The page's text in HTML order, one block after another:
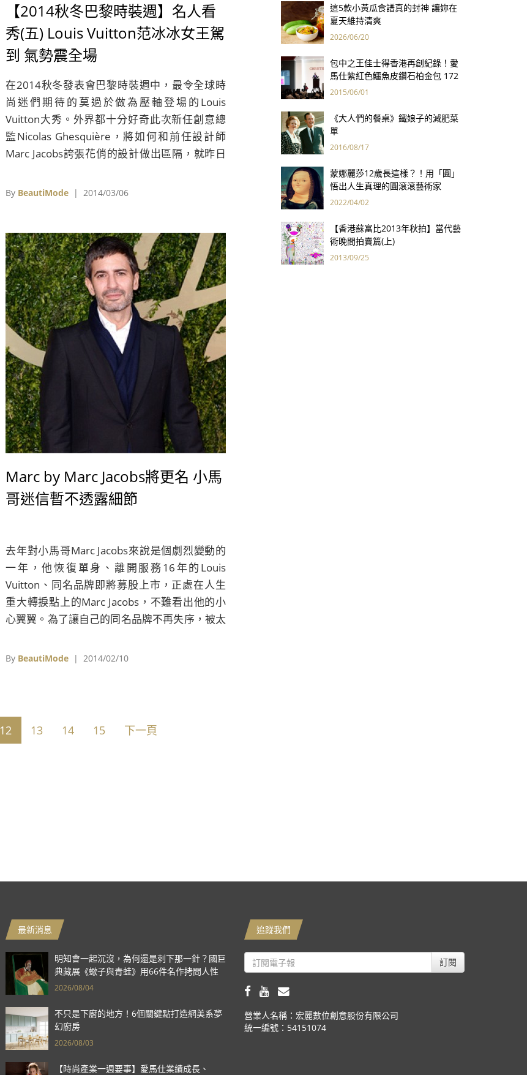
【2014秋冬巴黎時裝週】名人看
秀(五) Louis Vuitton范冰冰女王駕
到 氣勢震全場
在2014秋冬發表會巴黎時裝週中，最令全球時
尚迷們期待的莫過於做為壓軸登場的Louis
Vuitton大秀。外界都十分好奇此次新任創意總
監Nicolas Ghesquière，將如何和前任設計師
Marc Jacobs誇張花俏的設計做出區隔，就昨日
Nicolas Ghesquière保持他一貫的俐落設計風
主，皮革和異材質拼接則為本季的兩大設計重要
元素，在輪廓上無論是大衣、洋裝或者褲裝皆展
現出女性幹練都會的一面。(LV 2014秋冬影片點
這) 而做為備受期待的大秀，此次Louis Vuitton
2014秋冬發表會上也吸引了許多重量級嘉賓
By BeautiMode | 2014/03/06
Marc by Marc Jacobs將更名 小馬
哥迷信暫不透露細節
去年對小馬哥Marc Jacobs來說是個劇烈變動的
一年，他恢復單身、離開服務16年的Louis
Vuitton、同名品牌即將募股上市，正處在人生
重大轉捩點上的Marc Jacobs，不難看出他的小
心翼翼。為了讓自己的同名品牌不再失序，被太
Duffy一同替副牌Marc by Marc Jacobs找來了風
性的第一步，第二步當然就是轟動一時的卸任
Louis Vuitton設計總監一職，而第三步，他要變
By BeautiMode | 2014/02/10
12 13 14 15 下一頁
這5款小黃瓜食譜真的封神 讓妳在
夏天維持清爽
2026/06/20
包中之王佳士得香港再創紀錄！愛
馬仕紫紅色鱷魚皮鑽石柏金包 172
萬港幣創全球手袋拍賣最高價
2015/06/01
《大人們的餐桌》鐵娘子的減肥菜
單
2016/08/17
蒙娜麗莎12歲長這樣？！用「圓」
悟出人生真理的圓滾滾藝術家
2022/04/02
【香港蘇富比2013年秋拍】當代藝
術晚間拍賣篇(上)
2013/09/25
最新消息
明知會一起沉沒，為何還是刺下那一針？國巨
典藏展《蠍子與青蛙》用66件名作拷問人性
2026/08/04
不只是下廚的地方！6個關鍵點打造網美系夢
幻廚房
2026/08/03
【時尚產業一週要事】愛馬仕業績成長、
追蹤我們
訂閱
營業人名稱：宏麗數位創意股份有限公司
統一編號：54151074